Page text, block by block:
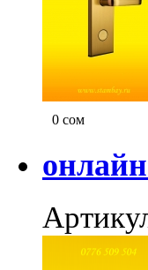
0 сом